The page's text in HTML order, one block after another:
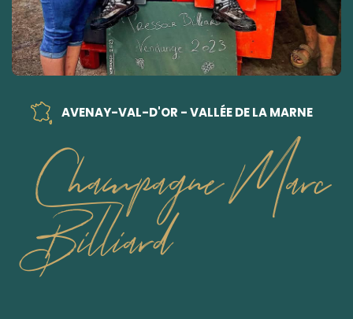
AVENAY-VAL-D'OR - VALLÉE DE LA MARNE
Champagne Marc
Billiard